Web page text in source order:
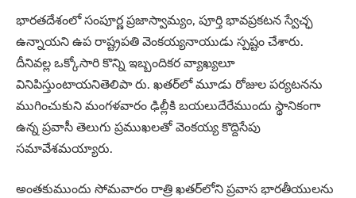
భారతదేశంలో సంపూర్ణ ప్రజాస్వామ్యం, పూర్తి భావప్రకటన స్వేచ్ఛ
ఉన్నాయని ఉప రాష్ట్రపతి వెంకయ్యనాయుడు స్పష్టం చేశారు.
దీనివల్ల ఒక్కోసారి కొన్ని ఇబ్బందికర వ్యాఖ్యలూ
వినిపిస్తుంటాయనితెలిపా రు. ఖతర్‌లో మూడు రోజుల పర్యటనను
ముగించుకుని మంగళవారం ఢిల్లీకి బయలుదేరేముందు స్థానికంగా
ఉన్న ప్రవాసీ తెలుగు ప్రముఖలతో వెంకయ్య కొద్దిసేపు
సమావేశమయ్యారు.
అంతకుముందు సోమవారం రాత్రి ఖతర్‌లోని ప్రవాస భారతీయులను